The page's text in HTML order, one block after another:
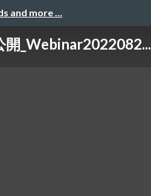
and more …
_Webinar2022082...